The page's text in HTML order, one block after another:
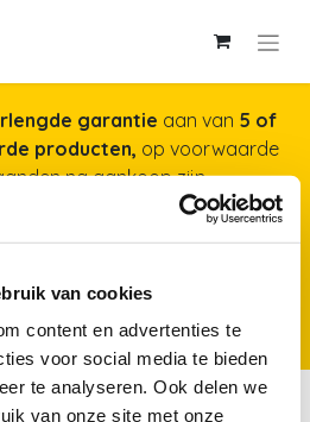
van cookies
content en advertenties te
voor social media te bieden
te analyseren. Ook delen we
van onze site met onze
garantie aan van 5 of
producten, op voorwaarde
na aankoop zijn
Het duurt maar een